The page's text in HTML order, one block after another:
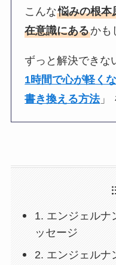
こんな悩みの根本
在意識にあるかも
ずっと解決できな
1時間で心が軽く
書き換える方法」
1. エンジェルナ
ッセージ
2. エンジェルナ